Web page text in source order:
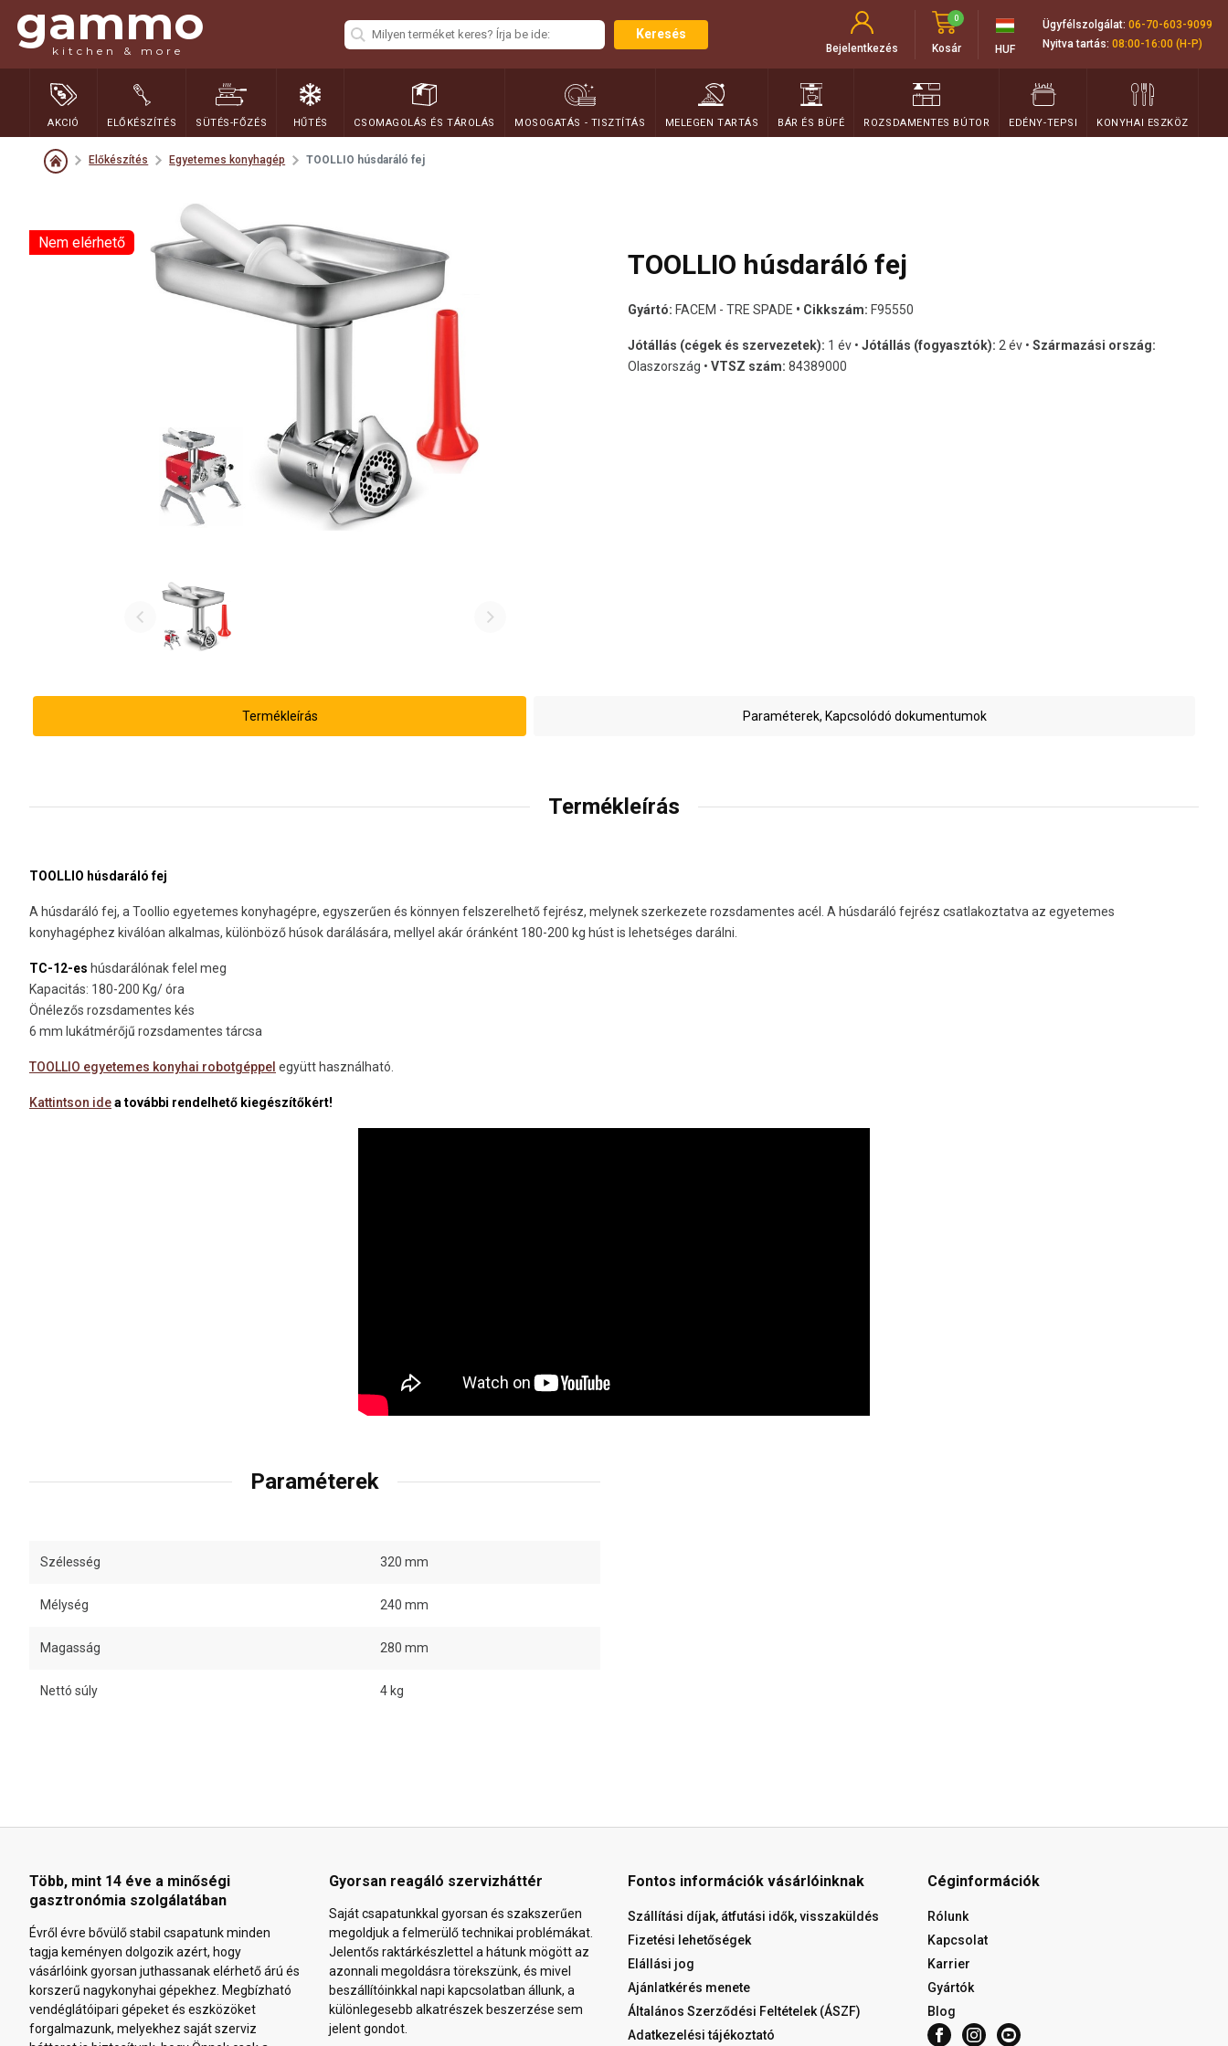
gammo
kitchen & more
Keresés
Bejelentkezés Kosár
0
HUF
Ügyfélszolgálat: 06-70-603-9099
Nyitva tartás: 08:00-16:00 (H-P)
AKCIÓ ELŐKÉSZÍTÉS SÜTÉS-FŐZÉS HŰTÉS CSOMAGOLÁS ÉS TÁROLÁS MOSOGATÁS - TISZTÍTÁS MELEGEN TARTÁS BÁR ÉS BÜFÉ ROZSDAMENTES BÚTOR EDÉNY-TEPSI KONYHAI ESZKÖZ
Előkészítés Egyetemes konyhagép TOOLLIO húsdaráló fej
Nem elérhető
TOOLLIO húsdaráló fej
Gyártó: FACEM - TRE SPADE • Cikkszám: F95550
Jótállás (cégek és szervezetek): 1 év • Jótállás (fogyasztók): 2 év • Származási ország:
Olaszország • VTSZ szám: 84389000
Termékleírás Paraméterek, Kapcsolódó dokumentumok
Termékleírás
TOOLLIO húsdaráló fej
A húsdaráló fej, a Toollio egyetemes konyhagépre, egyszerűen és könnyen felszerelhető fejrész, melynek szerkezete rozsdamentes acél. A húsdaráló fejrész csatlakoztatva az egyetemes
konyhagéphez kiválóan alkalmas, különböző húsok darálására, mellyel akár óránként 180-200 kg húst is lehetséges darálni.
TC-12-es húsdarálónak felel meg
Kapacitás: 180-200 Kg/ óra
Önélezős rozsdamentes kés
6 mm lukátmérőjű rozsdamentes tárcsa
TOOLLIO egyetemes konyhai robotgéppel együtt használható.
Kattintson idea további rendelhető kiegészítőkért!
Paraméterek
Szélesség 320 mm
Mélység 240 mm
Magasság 280 mm
Nettó súly 4 kg
Több, mint 14 éve a minőségi
gasztronómia szolgálatában
Évről évre bővülő stabil csapatunk minden
tagja keményen dolgozik azért, hogy
vásárlóink gyorsan juthassanak elérhető árú és
korszerű nagykonyhai gépekhez. Megbízható
vendéglátóipari gépeket és eszközöket
forgalmazunk, melyekhez saját szerviz
Gyorsan reagáló szervizháttér
Saját csapatunkkal gyorsan és szakszerűen
megoldjuk a felmerülő technikai problémákat.
Jelentős raktárkészlettel a hátunk mögött az
azonnali megoldásra törekszünk, és mivel
beszállítóinkkal napi kapcsolatban állunk, a
különlegesebb alkatrészek beszerzése sem
jelent gondot.
Fontos információk vásárlóinknak
Szállítási díjak, átfutási idők, visszaküldés
Fizetési lehetőségek
Elállási jog
Ajánlatkérés menete
Általános Szerződési Feltételek (ÁSZF)
Adatkezelési tájékoztató
Céginformációk
Rólunk
Kapcsolat
Karrier
Gyártók
Blog